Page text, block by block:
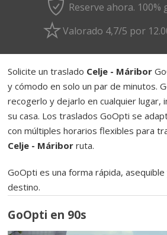
Reserve ahora. 100%
Valorado 4,7/5 por
Solicite un traslado Celje - Máribor
y cómodo en solo un par de minutos.
recogerlo y dejarlo en cualquier lugar,
su casa. Los traslados GoOpti se
con múltiples horarios flexibles para
Celje - Máribor ruta.
GoOpti es una forma rápida,
destino.
GoOpti en 90s